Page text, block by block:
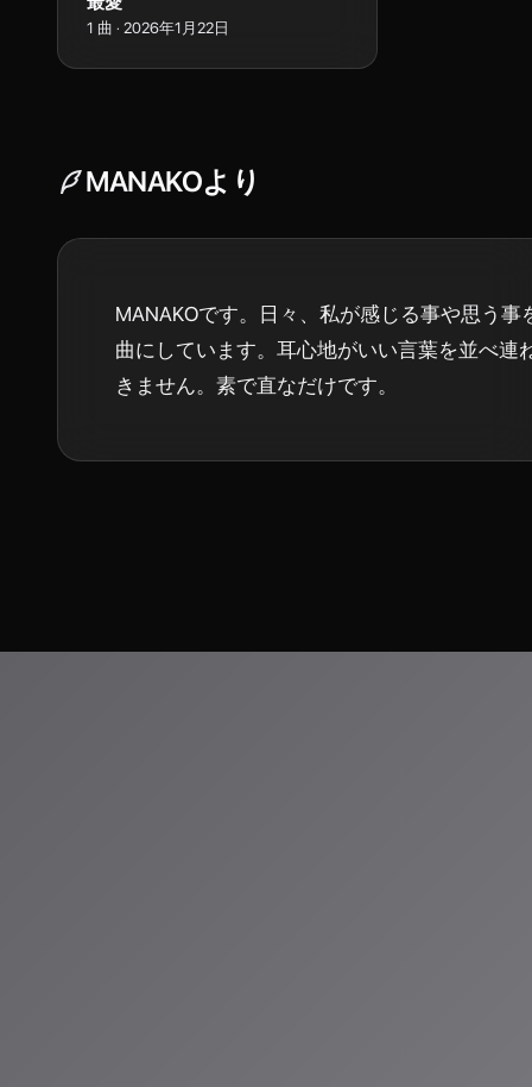
1 曲 · 2026年1月22日
MANAKOより
MANAKOです。日々、私が感じる事や思う事
曲にしています。耳心地がいい言葉を並べ連
きません。素で直なだけです。